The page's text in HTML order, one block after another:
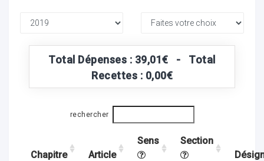
Total Dépenses : 39,01€ - Total
Recettes : 0,00€
rechercher
Chapitre Article
Sens
Section